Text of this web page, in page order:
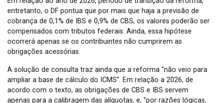
entretanto, o DF pontua que por mais que haja a previsão de
cobrança de 0,1% de IBS e 0,9% de CBS, os valores poderão ser
compensados com tributos federais. Ainda, essa hipótese
ocorrerá apenas se os contribuintes não cumprirem as
obrigações acessórias.
A solução de consulta traz ainda que a reforma “não veio para
ampliar a base de cálculo do ICMS”. Em relação a 2026, de
acordo com o texto, as obrigações de CBS e IBS servem
apenas para a calibragem das alíquotas, e, “por razões lógicas,